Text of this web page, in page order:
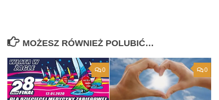
MOŻESZ RÓWNIEŻ POLUBIĆ…
0 0